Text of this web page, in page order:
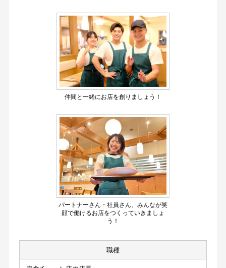
仲間と一緒にお店を創りましょう！
パートナーさん・社員さん、みんなが笑
顔で働けるお店をつくっていきましょ
う！
職種